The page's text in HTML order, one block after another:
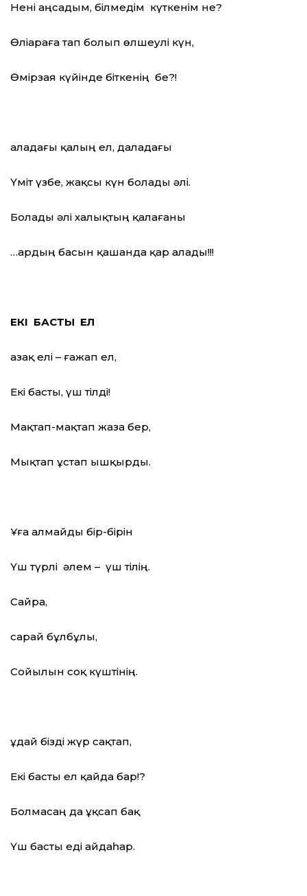
Нені аңсадым, білмедім күткенім не?
Өліараға тап болып өлшеулі күн,
Өмірзая күйінде біткенің бе?!
Қаладағы қалың ел, даладағы
Үміт үзбе, жақсы күн болады әлі.
Болады әлі халықтың қалағаны
…Қардың басын қашанда қар алады!!!
ЕКІ БАСТЫ ЕЛ
Қазақ елі – ғажап ел,
Екі басты, үш тілді!
Мақтап-мақтап жаза бер,
Мықтап ұстап ышқырды.
Ұға алмайды бір-бірін
Үш түрлі әлем – үш тілің.
Сайра,
сарай бұлбұлы,
Сойылын соқ күштінің.
Құдай бізді жүр сақтап,
Екі басты ел қайда бар!?
Болмасаң да ұқсап бақ
Үш басты еді айдаһар.